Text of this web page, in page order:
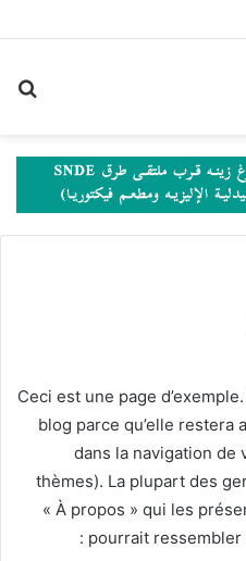
Ceci est une page
blog parce qu’elle restera
dans la navigation de
thèmes). La plupart des
« À propos » qui les
pourrait ressembler